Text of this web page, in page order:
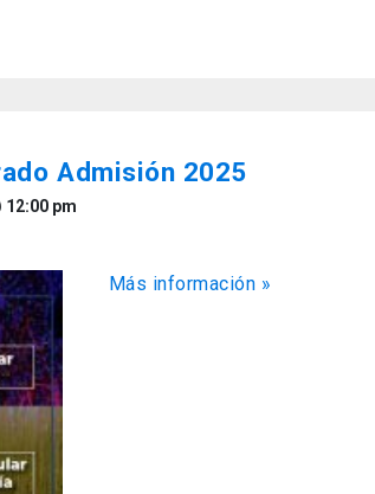
Admisión 2025
12:00 pm
Más información »